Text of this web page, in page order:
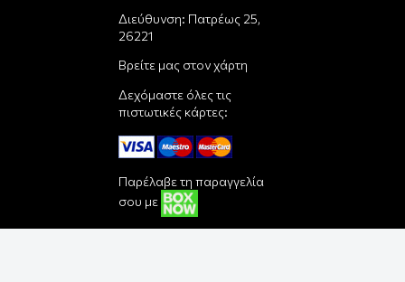
Διεύθυνση: Πατρέως 25,
26221
Βρείτε μας στον χάρτη
Δεχόμαστε όλες τις
πιστωτικές κάρτες:
Παρέλαβε τη παραγγελία
σου με